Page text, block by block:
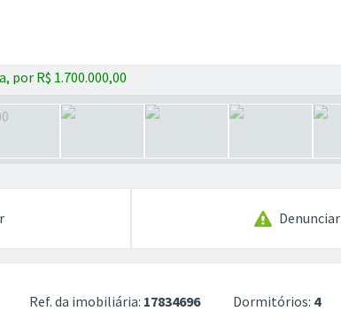
Denunciar
Ref. da imobiliária: 17834696 Dormitórios: 4